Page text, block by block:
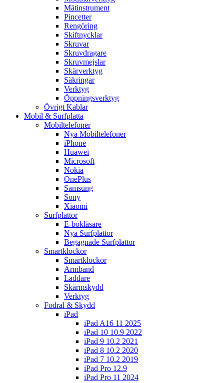
Mätinstrument
Pincetter
Rengöring
Skiftnycklar
Skruvar
Skruvdragare
Skruvmejslar
Skärverktyg
Säkringar
Verktyg
Öppningsverktyg
Övrigt Kablar
Mobil & Surfplatta
Mobiltelefoner
Nya Mobiltelefoner
iPhone
Huawei
Microsoft
Nokia
OnePlus
Samsung
Sony
Xiaomi
Surfplattor
E-bokläsare
Nya Surfplattor
Begagnade Surfplattor
Smartklockor
Smartklockor
Armband
Laddare
Skärmskydd
Verktyg
Fodral & Skydd
iPad
iPad A16 11 2025
iPad 10 10.9 2022
iPad 9 10.2 2021
iPad 8 10.2 2020
iPad 7 10.2 2019
iPad Pro 12.9
iPad Pro 11 2024